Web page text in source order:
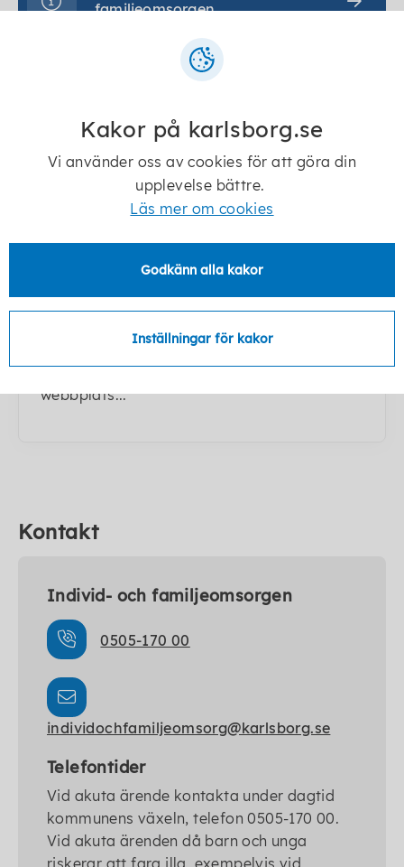
familjeomsorgen
Gör en insats
och unga som inte kan bo hemma eller som
behöver stöd. På socialstyrelsens
webbplats...
Kontakt
Individ- och familjeomsorgen
0505-170 00
individochfamiljeomsorg@karlsborg.se
Telefontider
Vid akuta ärende kontakta under dagtid
kommunens växeln, telefon 0505-170 00.
Vid akuta ärenden då barn och unga
Kakor på karlsborg.se
Vi använder oss av cookies för att göra din
upplevelse bättre.
Läs mer om cookies
Godkänn alla kakor
Inställningar för kakor